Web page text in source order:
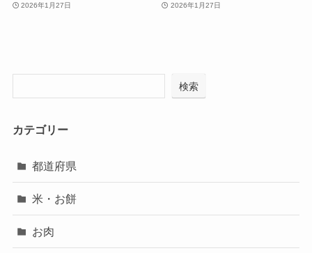
2026年1月27日 2026年1月27日
検索
カテゴリー
都道府県
米・お餅
お肉